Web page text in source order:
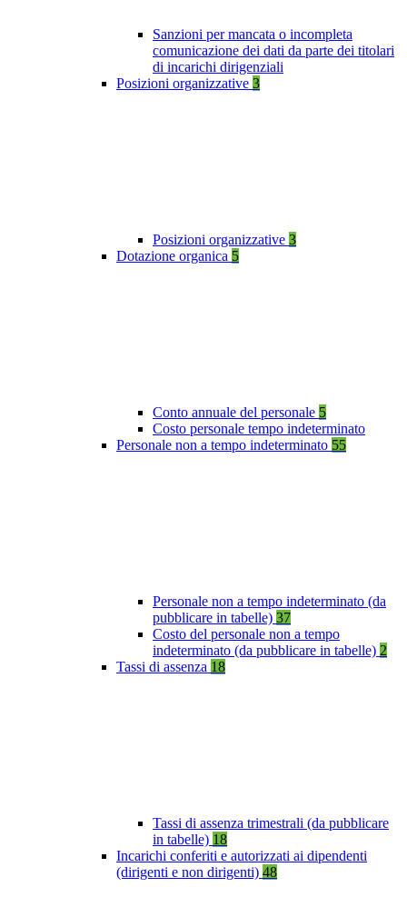
Sanzioni per mancata o incompleta
comunicazione dei dati da parte dei titolari
di incarichi dirigenziali
Posizioni organizzative 3
Posizioni organizzative 3
Dotazione organica 5
Conto annuale del personale 5
Costo personale tempo indeterminato
Personale non a tempo indeterminato 55
Personale non a tempo indeterminato (da
pubblicare in tabelle) 37
Costo del personale non a tempo
indeterminato (da pubblicare in tabelle) 2
Tassi di assenza 18
Tassi di assenza trimestrali (da pubblicare
in tabelle) 18
Incarichi conferiti e autorizzati ai dipendenti
(dirigenti e non dirigenti) 48